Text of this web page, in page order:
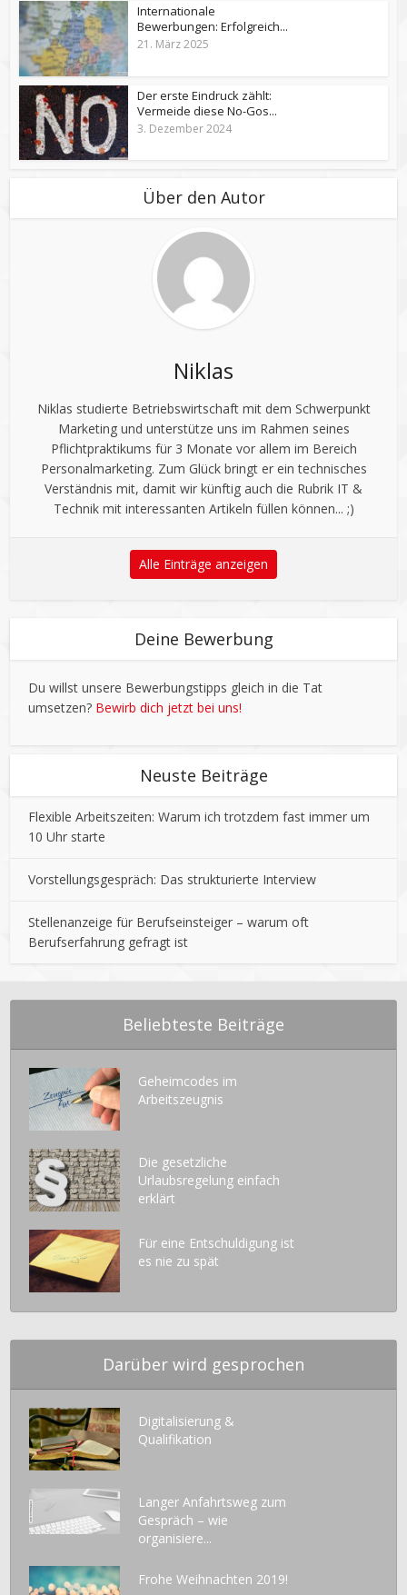
Internationale
Bewerbungen: Erfolgreich...
21. März 2025
Der erste Eindruck zählt:
Vermeide diese No-Gos...
3. Dezember 2024
Über den Autor
Niklas
Niklas studierte Betriebswirtschaft mit dem Schwerpunkt
Marketing und unterstütze uns im Rahmen seines
Pflichtpraktikums für 3 Monate vor allem im Bereich
Personalmarketing. Zum Glück bringt er ein technisches
Verständnis mit, damit wir künftig auch die Rubrik IT &
Technik mit interessanten Artikeln füllen können... ;)
Alle Einträge anzeigen
Deine Bewerbung
Du willst unsere Bewerbungstipps gleich in die Tat
umsetzen? Bewirb dich jetzt bei uns!
Neuste Beiträge
Flexible Arbeitszeiten: Warum ich trotzdem fast immer um
10 Uhr starte
Vorstellungsgespräch: Das strukturierte Interview
Stellenanzeige für Berufseinsteiger – warum oft
Berufserfahrung gefragt ist
Beliebteste Beiträge
Geheimcodes im
Arbeitszeugnis
Die gesetzliche
Urlaubsregelung einfach
erklärt
Für eine Entschuldigung ist
es nie zu spät
Darüber wird gesprochen
Digitalisierung &
Qualifikation
Langer Anfahrtsweg zum
Gespräch – wie
organisiere...
Frohe Weihnachten 2019!